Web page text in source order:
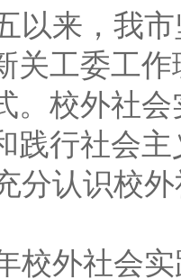
以来，我
关工委工
。校外社
践行社会
分认识校
校外社会